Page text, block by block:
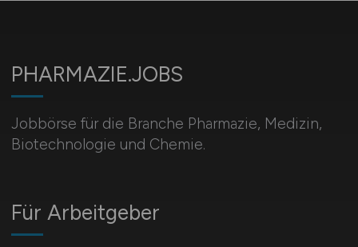
PHARMAZIE.JOBS
Jobbörse für die Branche Pharmazie, Medizin,
Biotechnologie und Chemie.
Für Arbeitgeber